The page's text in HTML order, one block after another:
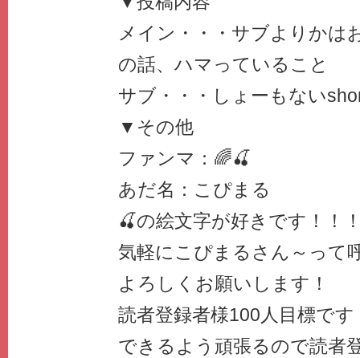
メイン・・・サブよりかは
の話、ハマっていること
サブ・・・しょーもない
▼その他
ファンマ：🌈🍒
あだ名：こぴまる
🍒の絵文字が好きです！！
気軽にこぴまるさん～って
よろしくお願いします！
読者登録者様100人目標で
できるよう頑張るので読者